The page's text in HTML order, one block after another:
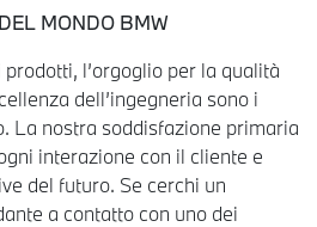
MONDO BMW
l’orgoglio per la qualità
dell’ingegneria sono i
La nostra soddisfazione primaria
interazione con il cliente e
del futuro. Se cerchi un
a contatto con uno dei